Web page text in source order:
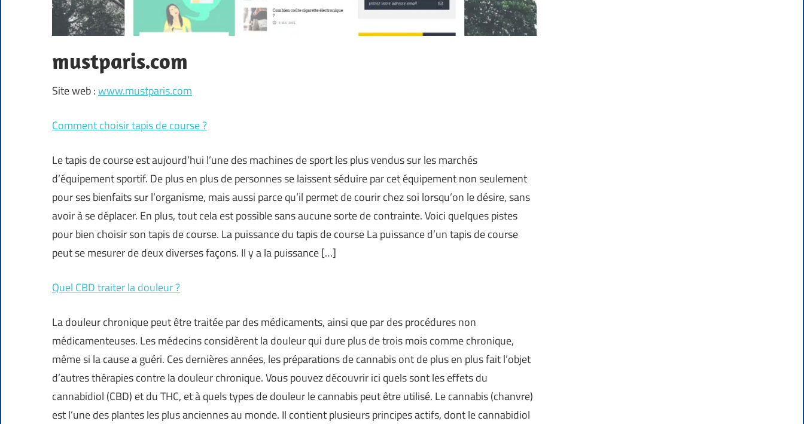
mustparis.com
Site web :www.mustparis.com
Comment choisir tapis de course ?
Le tapis de course est aujourd’hui l’une des machines de sport les plus vendus sur les marchés
d’équipement sportif. De plus en plus de personnes se laissent séduire par cet équipement non seulement
pour ses bienfaits sur l’organisme, mais aussi parce qu’il permet de courir chez soi lorsqu’on le désire, sans
avoir à se déplacer. En plus, tout cela est possible sans aucune sorte de contrainte. Voici quelques pistes
pour bien choisir son tapis de course. La puissance du tapis de course La puissance d’un tapis de course
peut se mesurer de deux diverses façons. Il y a la puissance […]
Quel CBD traiter la douleur ?
La douleur chronique peut être traitée par des médicaments, ainsi que par des procédures non
médicamenteuses. Les médecins considèrent la douleur qui dure plus de trois mois comme chronique,
même si la cause a guéri. Ces dernières années, les préparations de cannabis ont de plus en plus fait l’objet
d’autres thérapies contre la douleur chronique. Vous pouvez découvrir ici quels sont les effets du
cannabidiol (CBD) et du THC, et à quels types de douleur le cannabis peut être utilisé. Le cannabis (chanvre)
est l’une des plantes les plus anciennes au monde. Il contient plusieurs principes actifs, dont le cannabidiol